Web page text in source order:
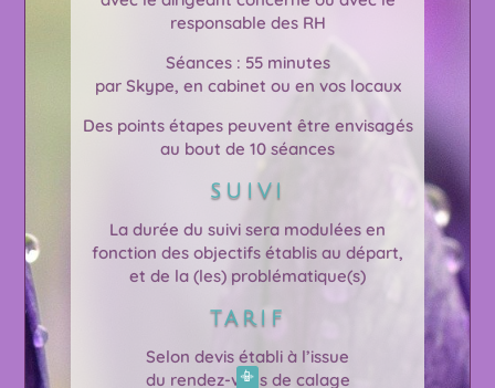
responsable des RH
Séances : 55 minutes
par Skype, en cabinet ou en vos locaux
Des points étapes peuvent être envisagés
au bout de 10 séances
SUIVI
La durée du suivi sera modulées en
fonction des objectifs établis au départ,
et de la (les) problématique(s)
TARIF
Selon devis établi à l’issue
du rendez-vous de calage
📳